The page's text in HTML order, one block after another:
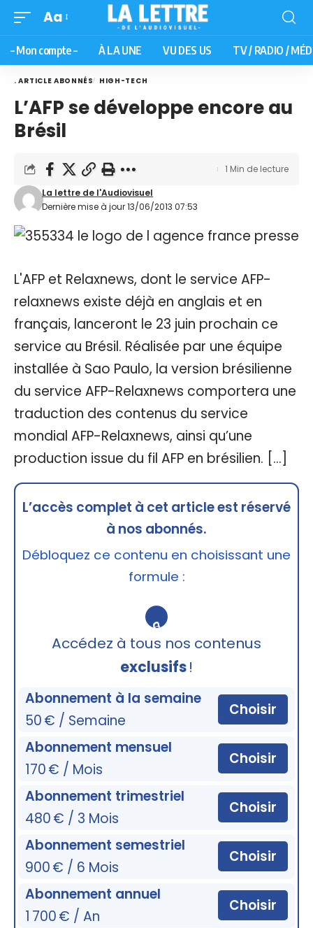
Aa
– Mon compte – À LA UNE VU DES US TV / RADIO /
. ARTICLE ABONNÉS HIGH-TECH
L’AFP se développe encore au
Brésil
Dernière mise à jour 13/06/2013 07:53
La lettre de l'Audiovisuel
1 Min de lecture
L'AFP et Relaxnews, dont le service AFP-
relaxnews existe déjà en anglais et en
français, lanceront le 23 juin prochain ce
service au Brésil. Réalisée par une équipe
installée à Sao Paulo, la version brésilienne
du service AFP-Relaxnews comportera une
traduction des contenus du service
mondial AFP-Relaxnews, ainsi qu’une
production issue du fil AFP en brésilien. […]
L’accès complet à cet article est réservé
à nos abonnés.
Débloquez ce contenu en choisissant une
formule :
🔒
Accédez à tous nos contenus
exclusifs!
Abonnement à la semaine
50 € / Semaine
Choisir
Abonnement mensuel
170 € / Mois
Choisir
Abonnement trimestriel
480 € / 3 Mois
Choisir
Abonnement semestriel
900 € / 6 Mois
Choisir
Abonnement annuel
1 700 € / An
Choisir